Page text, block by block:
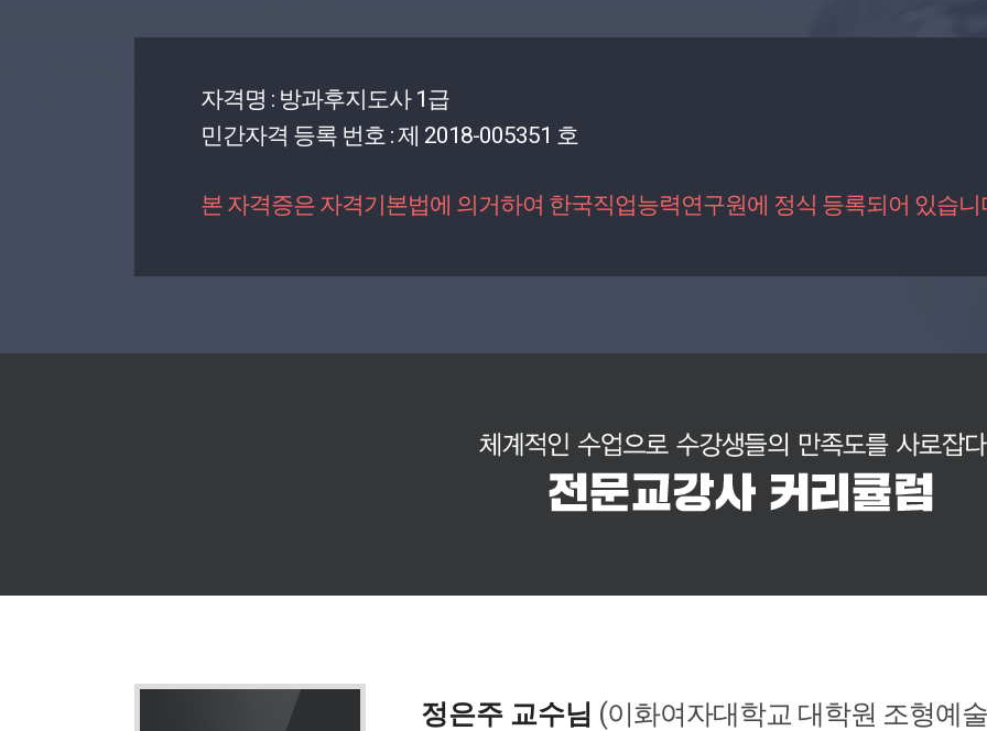
자격명 : 방과후지도사 1급
민간자격 등록 번호 : 제 2018-005351 호
본 자격증은 자격기본법에 의거하여 한국직업능력연구원에 정식 등록되어 있습니
정은주 교수님 (이화여자대학교 대학원 조형예